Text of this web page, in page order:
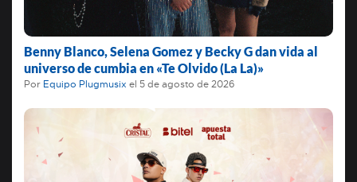
Benny Blanco, Selena Gomez y Becky G dan vida al
universo de cumbia en «Te Olvido (La La)»
Por Equipo Plugmusix el 5 de agosto de 2026